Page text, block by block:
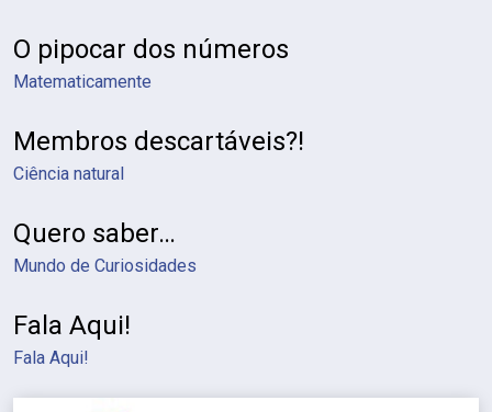
O pipocar dos números
Matematicamente
Membros descartáveis?!
Ciência natural
Quero saber…
Mundo de Curiosidades
Fala Aqui!
Fala Aqui!